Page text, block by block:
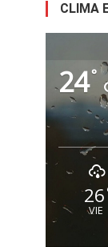
CLIMA
24°
26
VIE